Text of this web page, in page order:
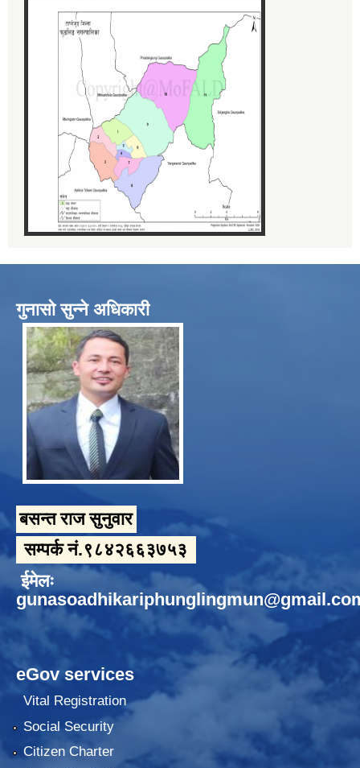
गुनासो सुन्ने अधिकारी
बसन्त राज सुनुवार
सम्पर्क नं.९८४२६६३७५३
ईमेलः
eGov services
Vital Registration
Social Security
Citizen Charter